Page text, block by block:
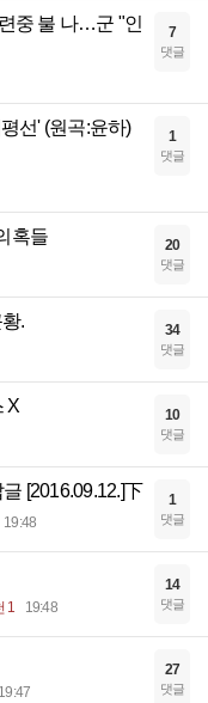
중 불 나…군 "인
7
댓글
선' (원곡:윤하) 1
댓글
혹들 20
댓글
. 34
댓글
X 10
댓글
[2016.09.12.]下
19:48
1
댓글
1 19:48
14
댓글
19:47
27
댓글